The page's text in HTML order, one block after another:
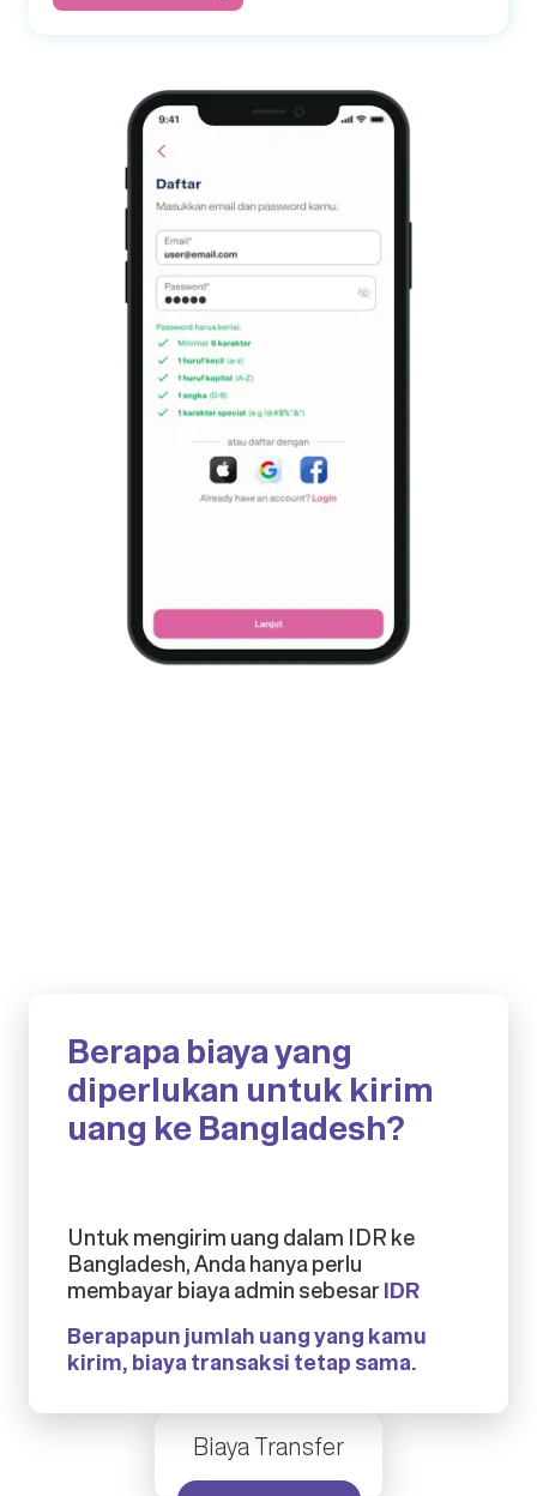
Berapa biaya yang
diperlukan untuk kirim
uang ke Bangladesh?
Untuk mengirim uang dalam IDR ke
Bangladesh, Anda hanya perlu
membayar biaya admin sebesarIDR
Berapapun jumlah uang yang kamu
kirim, biaya transaksi tetap sama.
Biaya Transfer